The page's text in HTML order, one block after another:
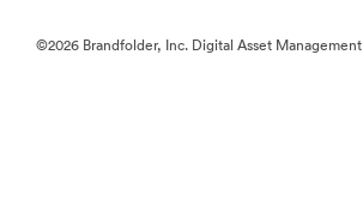
©2026 Brandfolder, Inc. Digital Asset Management